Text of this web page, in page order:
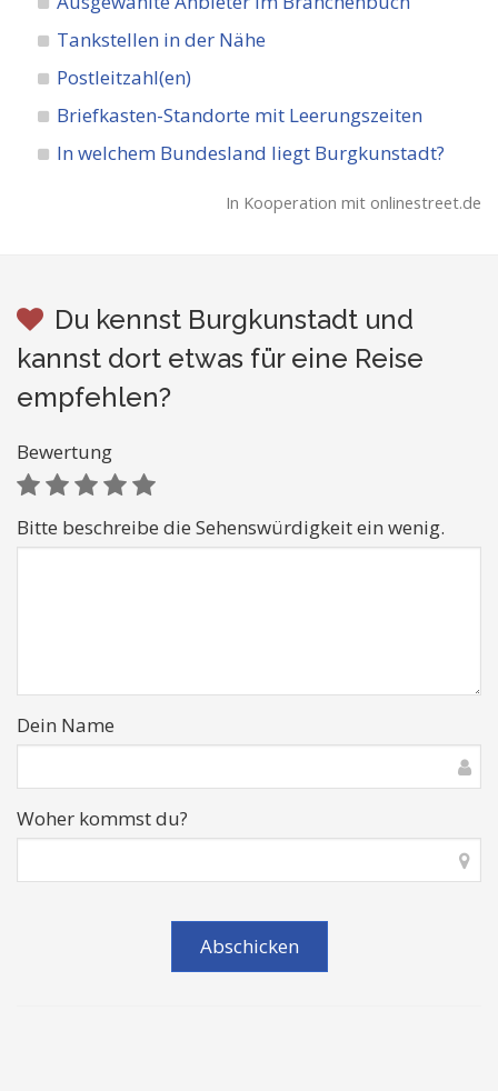
Tankstellen in der Nähe
Postleitzahl(en)
Briefkasten-Standorte mit Leerungszeiten
In welchem Bundesland liegt Burgkunstadt?
In Kooperation mit onlinestreet.de
Du kennst Burgkunstadt und
kannst dort etwas für eine Reise
empfehlen?
Bewertung
Bitte beschreibe die Sehenswürdigkeit ein wenig.
Dein Name
Woher kommst du?